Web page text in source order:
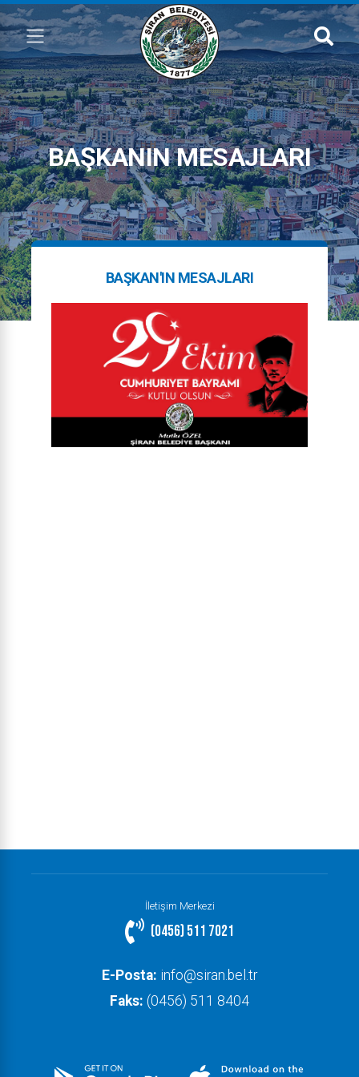
BAŞKANIN MESAJLARI
BAŞKAN'IN MESAJLARI
İletişim Merkezi
(0456) 511 7021
E-Posta: info@siran.bel.tr
Faks: (0456) 511 8404